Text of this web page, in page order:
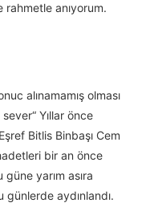
rahmetle anıyorum.
alınamamış olması
Yıllar önce
Bitlis Binbaşı Cem
bir an önce
yarım asıra
günlerde aydınlandı.